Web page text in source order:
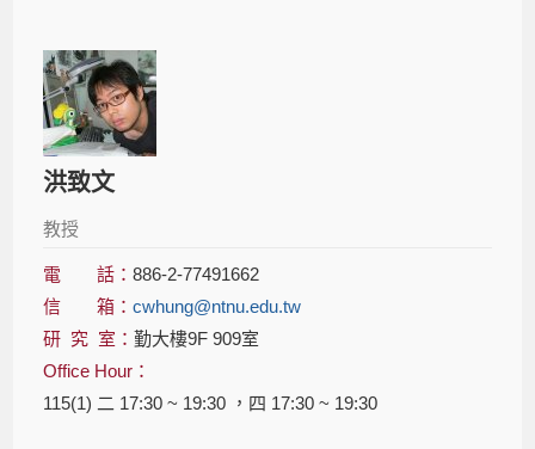
洪致文
教授
電 話：886-2-77491662
信 箱：cwhung@ntnu.edu.tw
研 究 室：勤大樓9F 909室
Office Hour：
115(1) 二 17:30 ~ 19:30 ，四 17:30 ~ 19:30